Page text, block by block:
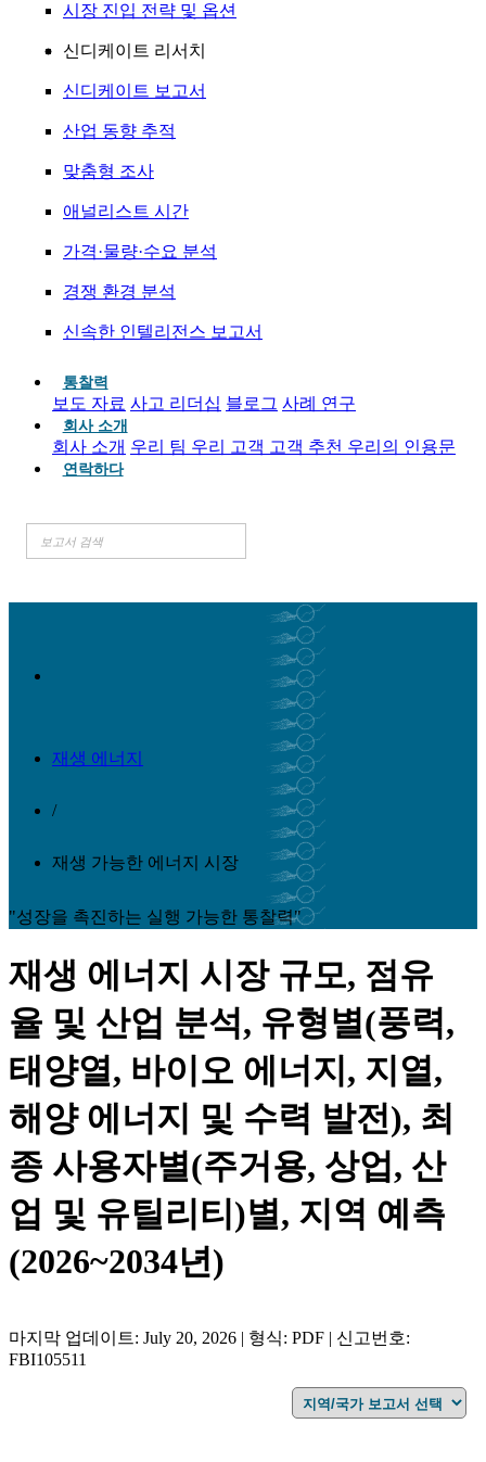
시장 진입 전략 및 옵션
신디케이트 리서치
신디케이트 보고서
산업 동향 추적
맞춤형 조사
애널리스트 시간
가격·물량·수요 분석
경쟁 환경 분석
신속한 인텔리전스 보고서
통찰력
보도 자료 사고 리더십 블로그 사례 연구
회사 소개
회사 소개 우리 팀 우리 고객 고객 추천 우리의 인용문
연락하다
재생 에너지
/
재생 가능한 에너지 시장
"성장을 촉진하는 실행 가능한 통찰력"
재생 에너지 시장 규모, 점유
율 및 산업 분석, 유형별(풍력,
태양열, 바이오 에너지, 지열,
해양 에너지 및 수력 발전), 최
종 사용자별(주거용, 상업, 산
업 및 유틸리티)별, 지역 예측
(2026~2034년)
마지막 업데이트: July 20, 2026 | 형식: PDF | 신고번호:
FBI105511